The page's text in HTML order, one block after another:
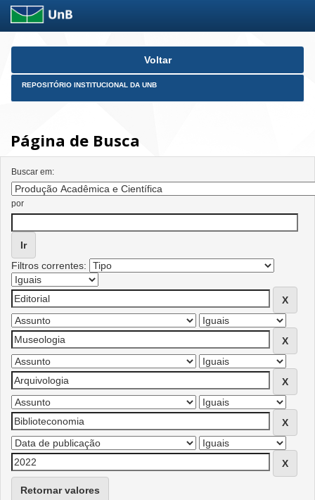
Skip
Voltar
REPOSITÓRIO INSTITUCIONAL DA UNB
Página de Busca
Buscar em:
por
Filtros correntes:
Retornar valores